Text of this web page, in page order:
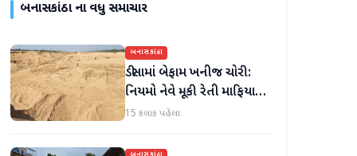
બનાસકાંઠાના વધુ સમાચાર
બનાસકાંઠા
ડીસામાં બેફામ ખનીજ ચોરી:
નિયમો નેવે મૂકી રેતી માફિયાઓ
સક્રિય, તંત્ર સામે સવાલો
15 કલાક પહેલા